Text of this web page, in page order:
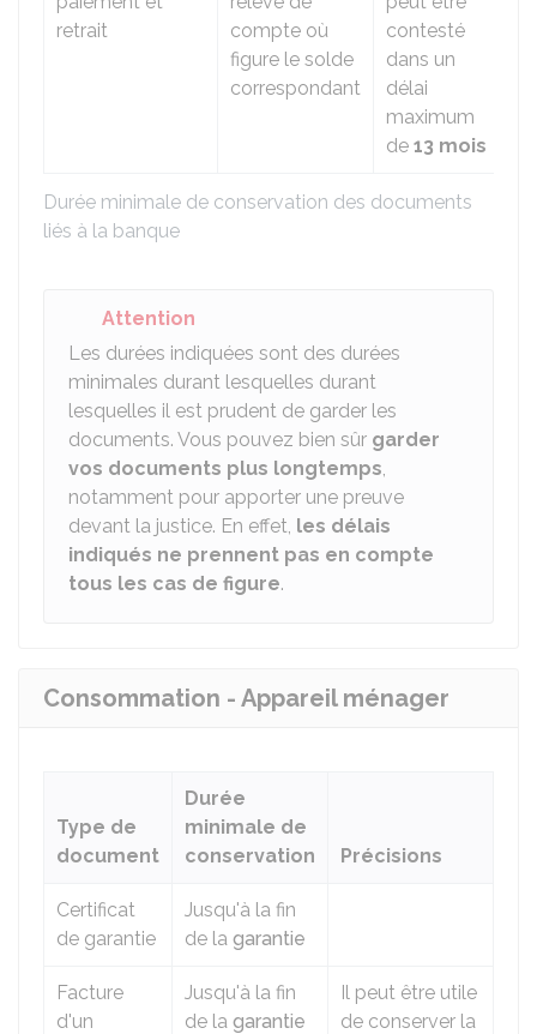
Durée minimale de conservation des documents
liés à la banque
retrait
compte où
figure le solde
correspondant
contesté
dans un
délai
maximum
de 13 mois
Attention
Les durées indiquées sont des durées
minimales durant lesquelles durant
lesquelles il est prudent de garder les
documents. Vous pouvez bien sûr garder
vos documents plus longtemps,
notamment pour apporter une preuve
devant la justice. En effet, les délais
indiqués ne prennent pas en compte
tous les cas de figure.
Consommation - Appareil ménager
Type de
document
Durée
minimale de
conservation
Précisions
Certificat
de garantie
Jusqu'à la fin
de la garantie
Facture
d'un
Jusqu'à la fin
de la garantie
Il peut être utile
de conserver la